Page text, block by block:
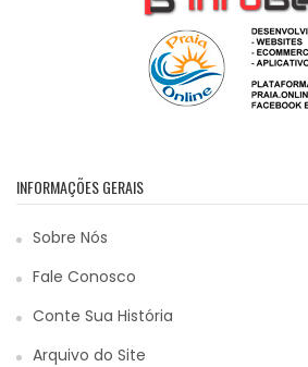
INFORMAÇÕES GERAIS
Sobre Nós
Fale Conosco
Conte Sua História
Arquivo do Site